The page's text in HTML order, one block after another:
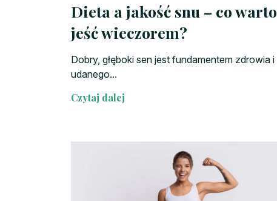
Dieta a jakość snu – co warto
jeść wieczorem?
Dobry, głęboki sen jest fundamentem zdrowia i
udanego...
Czytaj dalej